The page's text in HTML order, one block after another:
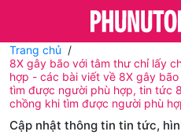
Trang chủ
8X gây bão với tâm thư chỉ lấy
hợp - các bài viết về 8X gây
tìm được người phù hợp, tin tức
chồng khi tìm được người phù
Cập nhật thông tin tin tức,